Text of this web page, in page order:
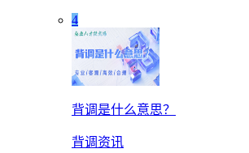
4
背调是什么意思？
背调资讯